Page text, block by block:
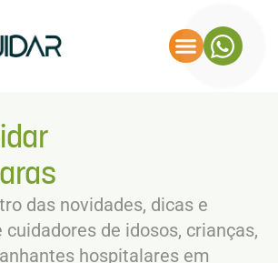
das novidades, dicas e
de idosos, crianças,
hospitalares em